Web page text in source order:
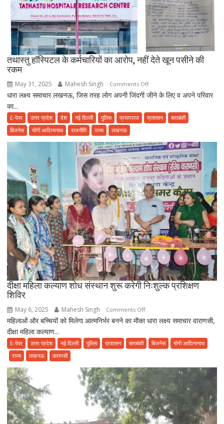
जाए
सावधान,
फूड
प्वाइजनिंग
की
शिकायत
तथास्तु हॉस्पिटल के कर्मचारियों का आरोप, नहीं देते खून पसीने की
रकम
May 31, 2025 Mahesh Singh Comments Offon
तथास्तु
के
आरोप,
नहीं
देते
खून
पसीने
की
रकम
धारा लक्ष्य समाचार लखनऊ, जिस तरह लोग अपनी जिंदगी जीने के लिए व अपने परिवार
का...
E-पेपर उत्तर प्रदेश देश नई दिल्ली पुलिस प्रयागराज प्रशासन
बाराबंकी
बिजनेस
योगी आदित्यनाथ राजनीति राज्य लखनऊ
दीक्षा महिला कल्याण शोध संस्थान शुरू करेगी निःशुल्क प्रशिक्षण
शिविर
May 6, 2025 Mahesh Singh Comments Offon
दीक्षा
कल्याण
करेगी
निःशुल्क
प्रशिक्षण
शिविर
महिलाओं और बच्चियों को मिलेगा आत्मनिर्भर बनने का मौका धारा लक्ष्य समाचार वाराणसी,
दीक्षा महिला कल्याण...
E-पेपर उत्तर प्रदेश नई दिल्ली पुलिस प्रशासन बाराबंकी बिजनेस
योगी आदित्यनाथ
राज्य
लखनऊ वाराणसी